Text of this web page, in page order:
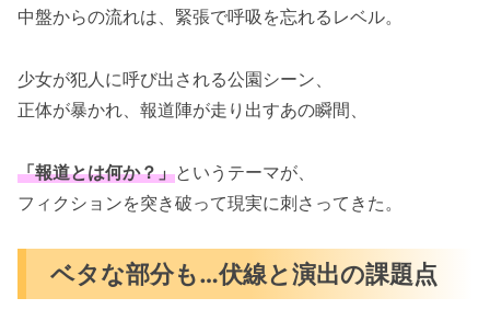
中盤からの流れは、緊張で呼吸を忘れるレベル。
少女が犯人に呼び出される公園シーン、
正体が暴かれ、報道陣が走り出すあの瞬間、
「報道とは何か？」というテーマが、
フィクションを突き破って現実に刺さってきた。
ベタな部分も…伏線と演出の課題点